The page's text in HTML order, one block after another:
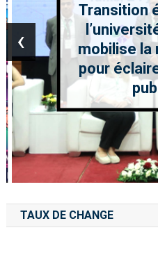
Transition
mobilise la
pour
‹
TAUX DE CHANGE